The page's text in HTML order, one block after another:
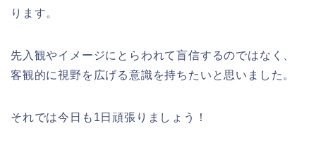
ります。
先入観やイメージにとらわれて盲信するのではなく、
客観的に視野を広げる意識を持ちたいと思いました。
それでは今日も1日頑張りましょう！